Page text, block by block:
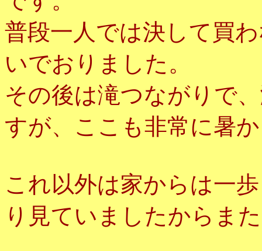
普段一人では決して買
いでおりました。
その後は滝つながりで
すが、ここも非常に暑
これ以外は家からは一
り見ていましたからま